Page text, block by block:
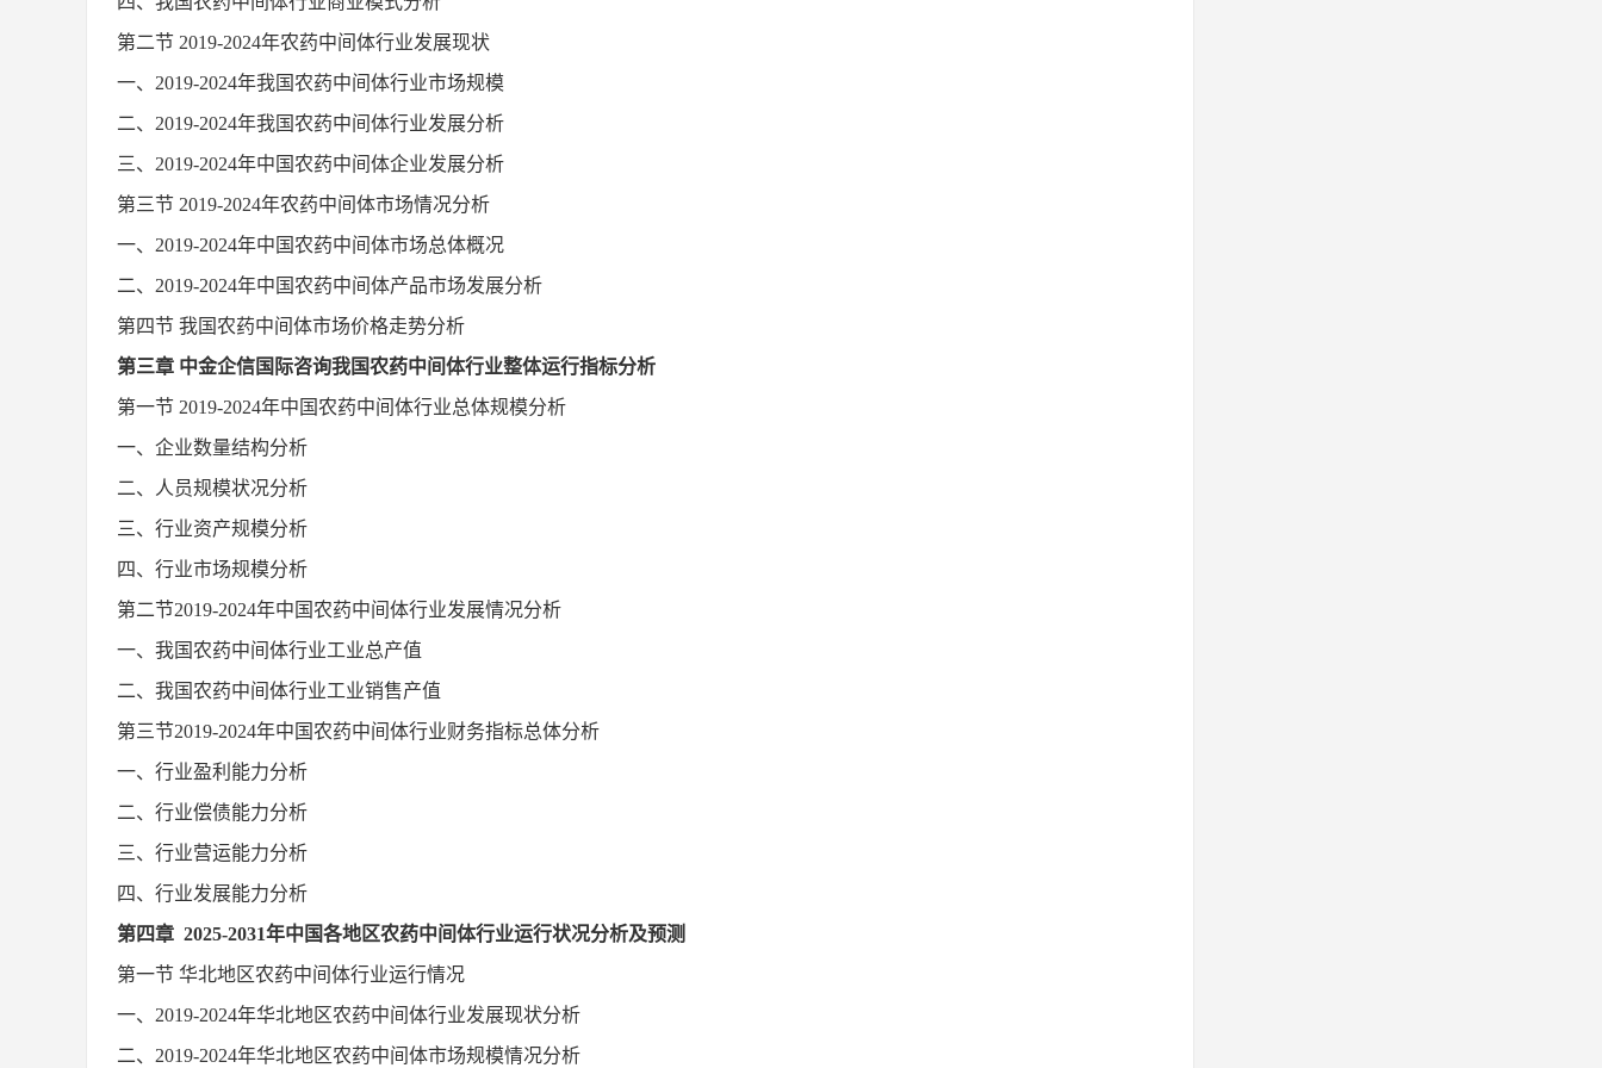
第二节 2019-2024年农药中间体行业发展现状
一、 2019-2024年我国农药中间体行业市场规模
二、 2019-2024年我国农药中间体行业发展分析
三、 2019-2024年中国农药中间体企业发展分析
第三节 2019-2024年农药中间体市场情况分析
一、 2019-2024年中国农药中间体市场总体概况
二、 2019-2024年中国农药中间体产品市场发展分析
第四节 我国农药中间体市场价格走势分析
第三章 中金企信国际咨询我国农药中间体行业整体运行指标分析
第一节 2019-2024年中国农药中间体行业总体规模分析
一、企业数量结构分析
二、人员规模状况分析
三、行业资产规模分析
四、行业市场规模分析
第二节2019-2024年中国农药中间体行业发展情况分析
一、我国农药中间体行业工业总产值
二、我国农药中间体行业工业销售产值
第三节2019-2024年中国农药中间体行业财务指标总体分析
一、行业盈利能力分析
二、行业偿债能力分析
三、行业营运能力分析
四、行业发展能力分析
第四章 2025-2031年中国各地区农药中间体行业运行状况分析及预测
第一节 华北地区农药中间体行业运行情况
一、 2019-2024年华北地区农药中间体行业发展现状分析
二、 2019-2024年华北地区农药中间体市场规模情况分析